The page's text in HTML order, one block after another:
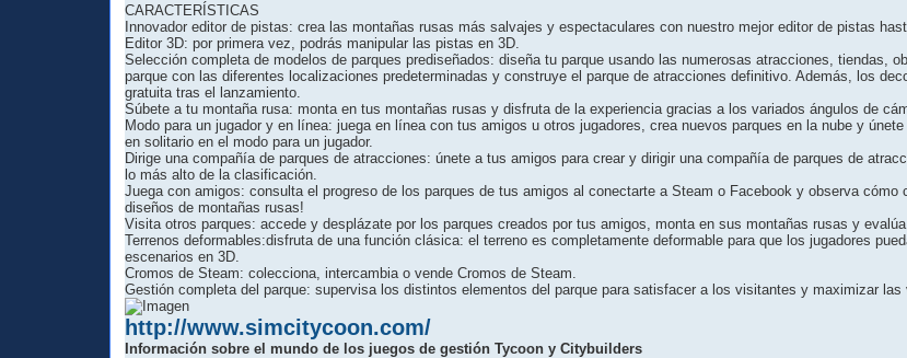
CARACTERÍSTICAS
Innovador editor de pistas: crea las montañas rusas más salvajes y espectaculares con nuestro mejor editor de pistas
Editor 3D: por primera vez, podrás manipular las pistas en 3D.
Selección completa de modelos de parques prediseñados: diseña tu parque usando las numerosas atracciones, tiendas,
parque con las diferentes localizaciones predeterminadas y construye el parque de atracciones definitivo. Además, los
gratuita tras el lanzamiento.
Súbete a tu montaña rusa: monta en tus montañas rusas y disfruta de la experiencia gracias a los variados ángulos de
Modo para un jugador y en línea: juega en línea con tus amigos u otros jugadores, crea nuevos parques en la nube y
en solitario en el modo para un jugador.
Dirige una compañía de parques de atracciones: únete a tus amigos para crear y dirigir una compañía de parques de
lo más alto de la clasificación.
Juega con amigos: consulta el progreso de los parques de tus amigos al conectarte a Steam o Facebook y observa
diseños de montañas rusas!
Visita otros parques: accede y desplázate por los parques creados por tus amigos, monta en sus montañas rusas y
Terrenos deformables:disfruta de una función clásica: el terreno es completamente deformable para que los jugadores
escenarios en 3D.
Cromos de Steam: colecciona, intercambia o vende Cromos de Steam.
Gestión completa del parque: supervisa los distintos elementos del parque para satisfacer a los visitantes y maximizar las
http://www.simcitycoon.com/
Información sobre el mundo de los juegos de gestión Tycoon y Citybuilders